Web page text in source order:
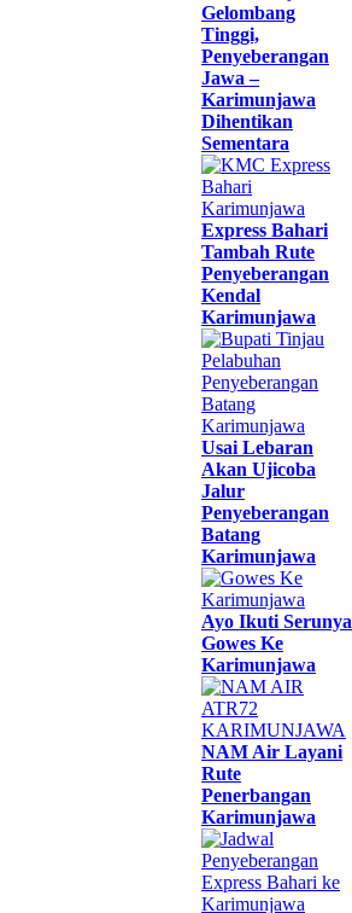
Gelombang
Tinggi,
Penyeberangan
Jawa –
Karimunjawa
Dihentikan
Sementara
Express Bahari
Tambah Rute
Penyeberangan
Kendal
Karimunjawa
Usai Lebaran
Akan Ujicoba
Jalur
Penyeberangan
Batang
Karimunjawa
Ayo Ikuti Serunya
Gowes Ke
Karimunjawa
NAM Air Layani
Rute
Penerbangan
Karimunjawa